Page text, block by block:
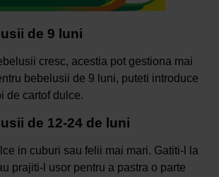
de 9 luni
cresc, acestia pot gestiona mai
bebelusii de 9 luni, puteti introduce
de cartof dulce.
de 12-24 de luni
in cuburi sau felii mai mari. Gatiti-l la
prajiti-l usor pentru a pastra o parte